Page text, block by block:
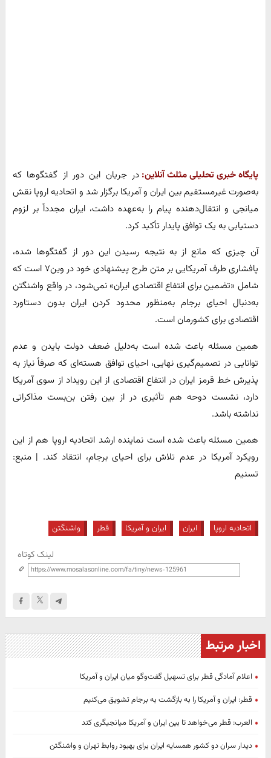
پایگاه خبری تحلیلی مثلث آنلاین: در جریان این دور از گفتگوها که
به‌صورت غیرمستقیم بین ایران و آمریکا برگزار شد و اتحادیه اروپا نقش
میانجی و انتقال‌دهنده پیام را به‌عهده داشت، ایران مجدداً بر لزوم
دستیابی به یک توافق پایدار تأکید کرد.
آن چیزی که مانع از به نتیجه رسیدن این دور از گفتگوها شده،
پافشاری طرف آمریکایی بر متن طرح پیشنهادی خود در وین۷ است که
شامل «تضمین برای انتفاع اقتصادی ایران» نمی‌شود، در واقع واشنگتن
به‌دنبال احیای برجام به‌منظور محدود کردن ایران بدون دستاورد
اقتصادی برای کشورمان است.
همین مسئله باعث شده است به‌دلیل ضعف دولت بایدن و عدم
توانایی در تصمیم‌گیری نهایی، احیای توافق هسته‌ای که صرفاً نیاز به
پذیرش خط قرمز ایران در انتفاع اقتصادی از این رویداد از سوی آمریکا
دارد، نشست دوحه هم تأثیری در از بین رفتن بن‌بست مذاکراتی
نداشته باشد.
همین مسئله باعث شده است نماینده ارشد اتحادیه اروپا هم از این
رویکرد آمریکا در عدم تلاش برای احیای برجام، انتقاد کند. | منبع:
تسنیم
اتحادیه اروپا ایران ایران و آمریکا قطر واشنگتن
لینک کوتاه
اخبار مرتبط
اعلام آمادگی قطر برای تسهیل گفت‌وگو میان ایران و آمریکا
قطر: ایران و آمریکا را به بازگشت به برجام تشویق می‌کنیم
العرب: قطر می‌خواهد تا بین ایران و آمریکا میانجیگری کند
دیدار سران دو کشور همسایه ایران برای بهبود روابط تهران و واشنگتن